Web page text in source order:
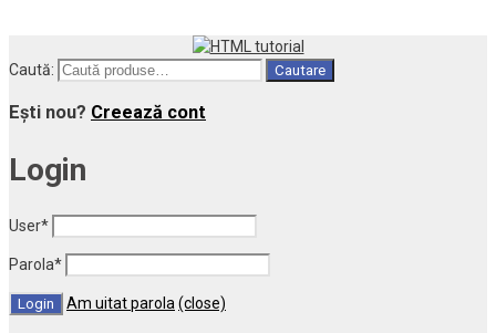
Caută: Cautare
Ești nou? Creează cont
Login
User*
Parola*
Am uitat parola (close)